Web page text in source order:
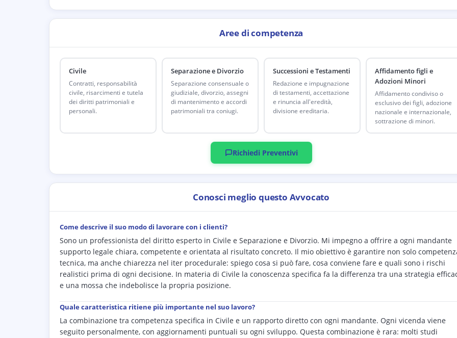
Aree di competenza
Civile
Contratti, responsabilità
civile, risarcimenti e tutela
dei diritti patrimoniali e
personali.
Separazione e Divorzio
Separazione consensuale o
giudiziale, divorzio, assegni
di mantenimento e accordi
patrimoniali tra coniugi.
Successioni e Testamenti
Redazione e impugnazione
di testamenti, accettazione
e rinuncia all'eredità,
divisione ereditaria.
Affidamento figli e
Adozioni Minori
Affidamento condiviso o
esclusivo dei figli, adozione
nazionale e internazionale,
sottrazione di minori.
Richiedi Preventivi
Conosci meglio questo Avvocato
Come descrive il suo modo di lavorare con i clienti?
Sono un professionista del diritto esperto in Civile e Separazione e Divorzio. Mi impegno a offrire a ogni mandante
supporto legale chiara, competente e orientata al risultato concreto. Il mio obiettivo è garantire non solo
tecnica, ma anche chiarezza nel iter procedurale: spiego cosa si può fare, cosa conviene fare e quali sono i rischi
realistici prima di ogni decisione. In materia di Civile la conoscenza specifica fa la differenza tra una strategia
e una mossa che indebolisce la propria posizione.
Quale caratteristica ritiene più importante nel suo lavoro?
La combinazione tra competenza specifica in Civile e un rapporto diretto con ogni mandante. Ogni vicenda viene
seguito personalmente, con aggiornamenti puntuali su ogni sviluppo. Questa combinazione è rara: molti studi